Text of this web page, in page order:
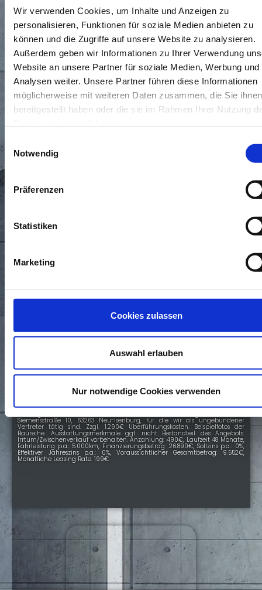
Wir verwenden Cookies, um Inhalte und Anzeigen zu
personalisieren, Funktionen für soziale Medien anbieten zu
können und die Zugriffe auf unsere Website zu analysieren.
Außerdem geben wir Informationen zu Ihrer Verwendung
Website an unsere Partner für soziale Medien, Werbung und
Analysen weiter. Unsere Partner führen diese Informationen
möglicherweise mit weiteren Daten zusammen, die Sie ihnen
bereitgestellt haben oder die sie im Rahmen Ihrer Nutzung
Notwendig
Präferenzen
Statistiken
Marketing
Cookies zulassen
Auswahl erlauben
Nur notwendige Cookies verwenden
BENZIN
81KW
AUTOMATIK
4/5
199€
monatliche Rate¹ inkl. MwSt.
¹Leasingbeispiel der Stellantis Bank SA Niederlassung Deutschland,
Siemensstraße 10, 63263 Neu-Isenburg, für die wir als ungebundener
Vertreter tätig sind. Zzgl. 1.390€ Überführungskosten. Beispielfotos der
Baureihe. Ausstattungsmerkmale ggf. nicht Bestandteil des Angebots.
Irrtum/Zwischenverkauf vorbehalten. Anzahlung: 0€, Laufzeit 48 Monate,
Fahrleistung p.a.: 5.000km, Finanzierungsbetrag: 23.175€, Sollzins p.a.: 1,36%,
Effektiver Jahreszins p.a.: 1,36%, Voraussichtlicher Gesamtbetrag: 9.552€,
Monatliche Leasing Rate: 199€.
100KW
199€
monatliche Rate¹ inkl. MwSt.
Siemensstraße 10, 63263 Neu-Isenburg, für die wir als ungebundener
Vertreter tätig sind. Zzgl. 1.290€ Überführungskosten. Beispielfotos der
Baureihe. Ausstattungsmerkmale ggf. nicht Bestandteil des Angebots.
Irrtum/Zwischenverkauf vorbehalten. Anzahlung: 490€, Laufzeit 48 Monate,
Fahrleistung p.a.: 5.000km, Finanzierungsbetrag: 26.890€, Sollzins p.a.: 0%,
Effektiver Jahreszins p.a.: 0%, Voraussichtlicher Gesamtbetrag: 9.552€,
Monatliche Leasing Rate: 199€.